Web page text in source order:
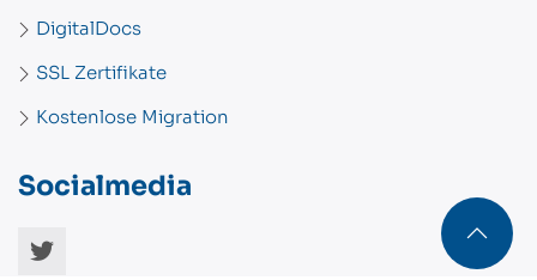
DigitalDocs
SSL Zertifikate
Kostenlose Migration
Socialmedia